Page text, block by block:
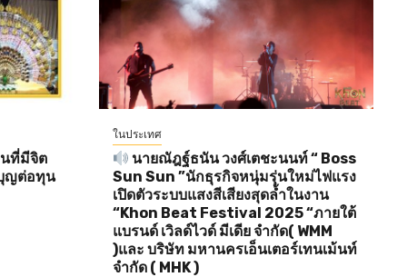
ที่มีจิต
ญต่อทุน
ในประเทศ
นายณัฎฐ์ธนัน วงศ์เตชะนนท์ “ Boss
Sun Sun ”นักธุรกิจหนุ่มรุ่นใหม่ไฟแรง
เปิดตัวระบบแสงสีเสียงสุดล้ำในงาน
“Khon Beat Festival 2025 “ภายใต้
แบรนด์ เวิลด์ไวด์ มีเดีย จำกัด( WMM
)และ บริษัท มหานครเอ็นเตอร์เทนเม้นท์
จำกัด ( MHK )